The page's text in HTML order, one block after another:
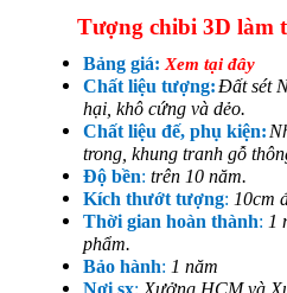
Tượng chibi 3D làm
Bảng giá: Xem tại đây
Chất liệu tượng:Đất sét
hại, khô cứng và dẻo.
Chất liệu đế, phụ kiện:
trong, khung tranh gỗ
Độ bền: trên 10 năm.
Kích thướt tượng: 10cm
Thời gian hoàn thành: 1
phẩm.
Bảo hành: 1 năm